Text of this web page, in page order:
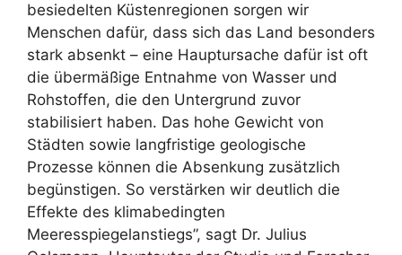
besiedelten Küstenregionen sorgen wir
Menschen dafür, dass sich das Land besonders
stark absenkt – eine Hauptursache dafür ist oft
die übermäßige Entnahme von Wasser und
Rohstoffen, die den Untergrund zuvor
stabilisiert haben. Das hohe Gewicht von
Städten sowie langfristige geologische
Prozesse können die Absenkung zusätzlich
begünstigen. So verstärken wir deutlich die
Effekte des klimabedingten
Meeresspiegelanstiegs”, sagt Dr. Julius